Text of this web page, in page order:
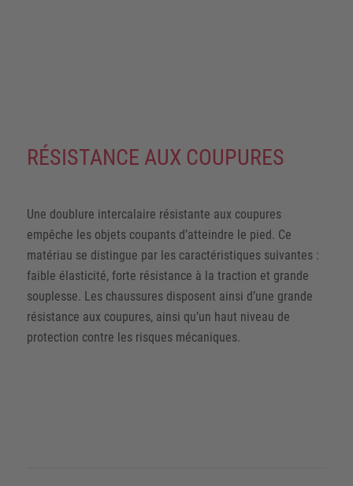
RÉSISTANCE AUX COUPURES
Une doublure intercalaire résistante aux coupures
empêche les objets coupants d’atteindre le pied. Ce
matériau se distingue par les caractéristiques suivantes :
faible élasticité, forte résistance à la traction et grande
souplesse. Les chaussures disposent ainsi d’une grande
résistance aux coupures, ainsi qu’un haut niveau de
protection contre les risques mécaniques.